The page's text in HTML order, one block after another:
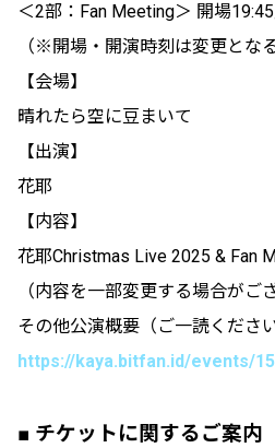
＜2部：Fan Meeting＞ 開場
（※開場・開演時刻は変更とな
【会場】
晴れたら空に豆まいて
【出演】
花耶
【内容】
花耶Christmas Live 2025 & Fan
（内容を一部変更する場合がご
その他公演概要（ご一読くださ
https://kaya.bitfan.id/events/
■ チケットに関するご案内